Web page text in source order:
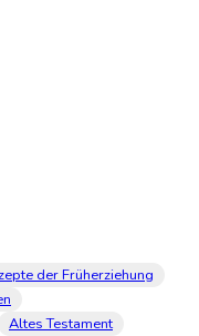
der Früherziehung
Altes Testament